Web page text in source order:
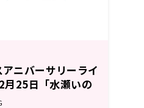
ニバーサリーライ
月25日「水瀬いの